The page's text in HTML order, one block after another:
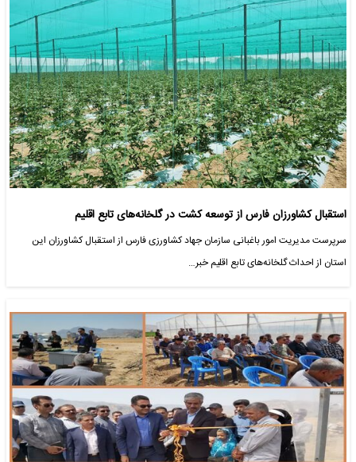
استقبال کشاورزان فارس از توسعه کشت در گلخانه‌های تابع اقلیم
سرپرست مدیریت امور باغبانی سازمان جهاد کشاورزی فارس از استقبال کشاورزان این
استان از احداث گلخانه‌های تابع اقلیم خبر…